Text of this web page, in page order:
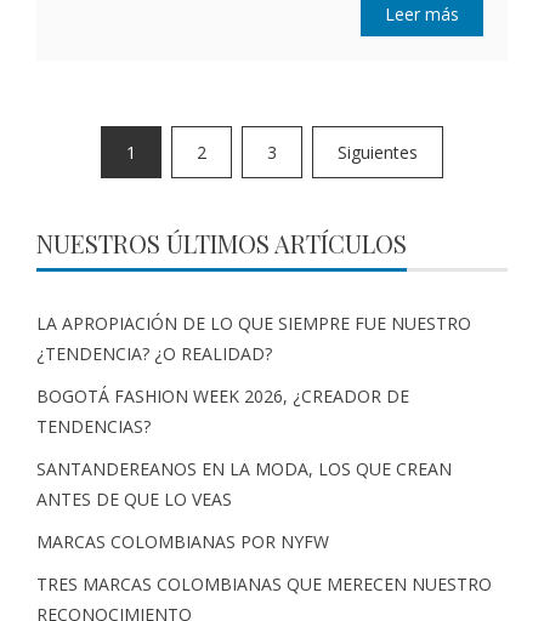
Leer más
1 2 3 Siguientes
NUESTROS ÚLTIMOS ARTÍCULOS
LA APROPIACIÓN DE LO QUE SIEMPRE FUE NUESTRO
¿TENDENCIA? ¿O REALIDAD?
BOGOTÁ FASHION WEEK 2026, ¿CREADOR DE
TENDENCIAS?
SANTANDEREANOS EN LA MODA, LOS QUE CREAN
ANTES DE QUE LO VEAS
MARCAS COLOMBIANAS POR NYFW
TRES MARCAS COLOMBIANAS QUE MERECEN NUESTRO
RECONOCIMIENTO